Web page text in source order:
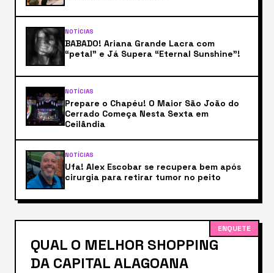
NOTÍCIAS
BABADO! Ariana Grande Lacra com
“petal” e Já Supera “Eternal Sunshine”!
NOTÍCIAS
Prepare o Chapéu! O Maior São João do
Cerrado Começa Nesta Sexta em
Ceilândia
NOTÍCIAS
Ufa! Alex Escobar se recupera bem após
cirurgia para retirar tumor no peito
ENQUETE
QUAL O MELHOR SHOPPING
DA CAPITAL ALAGOANA